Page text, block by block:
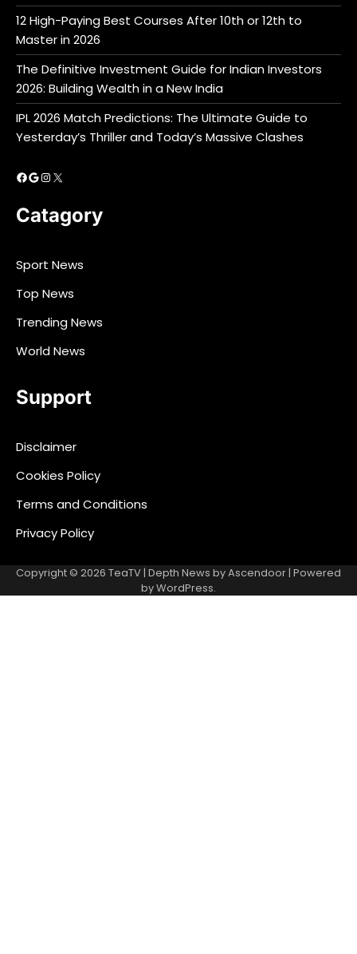
12 High-Paying Best Courses After 10th or 12th to
Master in 2026
The Definitive Investment Guide for Indian Investors
2026: Building Wealth in a New India
IPL 2026 Match Predictions: The Ultimate Guide to
Yesterday’s Thriller and Today’s Massive Clashes
Facebook
Google
Instagram
X
Catagory
Sport News
Top News
Trending News
World News
Support
Disclaimer
Cookies Policy
Terms and Conditions
Privacy Policy
Copyright © 2026 TeaTV| Depth News byAscendoor| Powered
byWordPress.